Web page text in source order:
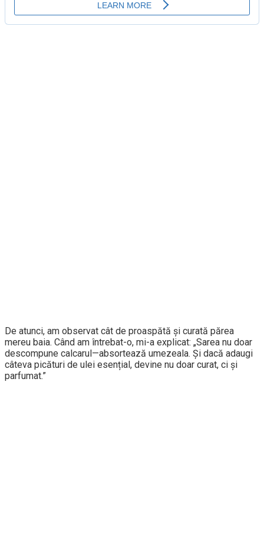
De atunci, am observat cât de proaspătă și curată părea
mereu baia. Când am întrebat-o, mi-a explicat: „Sarea nu doar
descompune calcarul—absortează umezeala. Și dacă adaugi
câteva picături de ulei esențial, devine nu doar curat, ci și
parfumat.”